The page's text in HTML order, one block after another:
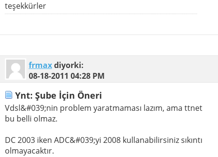
teşekkürler
frmaxdiyorki:
08-18-2011 04:28 PM
Ynt: Şube İçin Öneri
Vdsl&#039;nin problem yaratmaması lazım, ama ttnet
bu belli olmaz.
DC 2003 iken ADC&#039;yi 2008 kullanabilirsiniz sıkıntı
olmayacaktır.